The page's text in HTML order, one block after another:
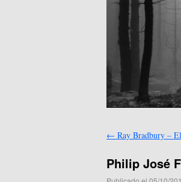
← Ray Bradbury –
Philip José